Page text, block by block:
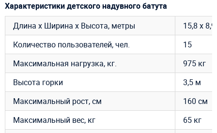
Характеристики детского надувного батута
Длина х Ширина х Высота, метры
15,8 x
Количество пользователей, чел.
15
Максимальная нагрузка, кг.
975 кг
Высота горки
3,5 м
Максимальный рост, см
160 см
Максимальный вес, кг
65 кг